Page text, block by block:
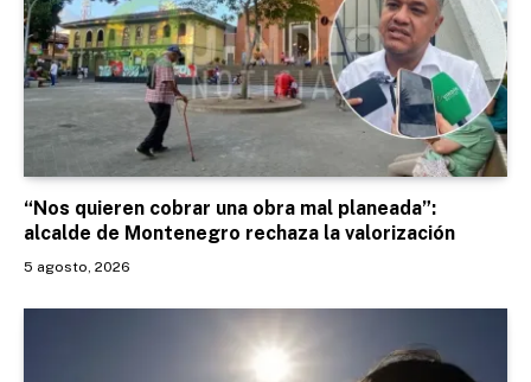
“Nos quieren cobrar una obra mal planeada”:
alcalde de Montenegro rechaza la valorización
5 agosto, 2026